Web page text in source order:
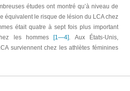
études ont montré qu’à niveau de
équivalent le risque de lésion du LCA chez
était quatre à sept fois plus important
les hommes[1—4]. Aux États-Unis,
surviennent chez les athlètes féminines